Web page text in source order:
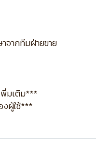
จากทีมฝ่ายขาย
พิ่มเติม***
งผู้ใช้***